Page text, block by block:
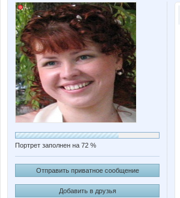
Портрет заполнен на 72 %
Отправить приватное сообщение
Добавить в друзья